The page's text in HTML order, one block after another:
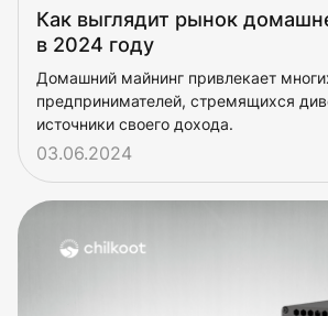
Как выглядит рынок
в 2024 году
Домашний майнинг привлекает
предпринимателей, стремящихся
источники своего дохода.
03.06.2024